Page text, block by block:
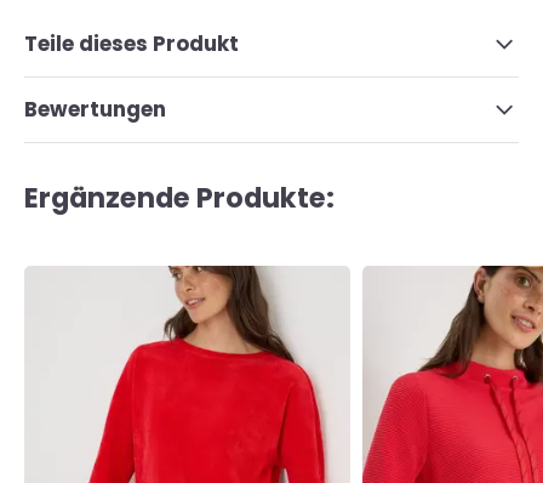
Teile dieses Produkt
Bewertungen
Ergänzende Produkte: